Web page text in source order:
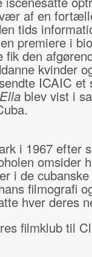
af en
tids
premiere i
fik den
kvinder
ICAIC et
Ellablev vist i
i 1967 efter
omsider
i de
filmografi
hver deres
filmklub til